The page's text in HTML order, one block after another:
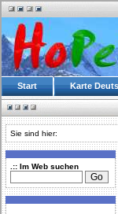
Start Karte
Sie sind hier:
.:: Im Web suchen